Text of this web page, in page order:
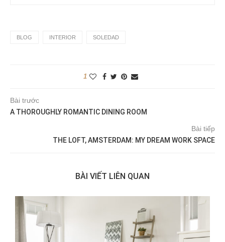
BLOG INTERIOR SOLEDAD
1
Bài trước
A THOROUGHLY ROMANTIC DINING ROOM
Bài tiếp
THE LOFT, AMSTERDAM: MY DREAM WORK SPACE
BÀI VIẾT LIÊN QUAN